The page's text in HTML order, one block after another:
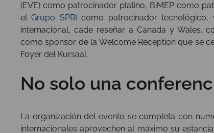
(EVE) como patrocinador platino, BiMEP como
elGrupo SPRI
como patrocinador tecnológico,
internacional, cade reseñar a Canada y Wales,
como sponsor de la Welcome Reception que se
Foyer del Kursaal.
No solo una
La organización del evento se completa con
internacionales aprovechen al máximo su